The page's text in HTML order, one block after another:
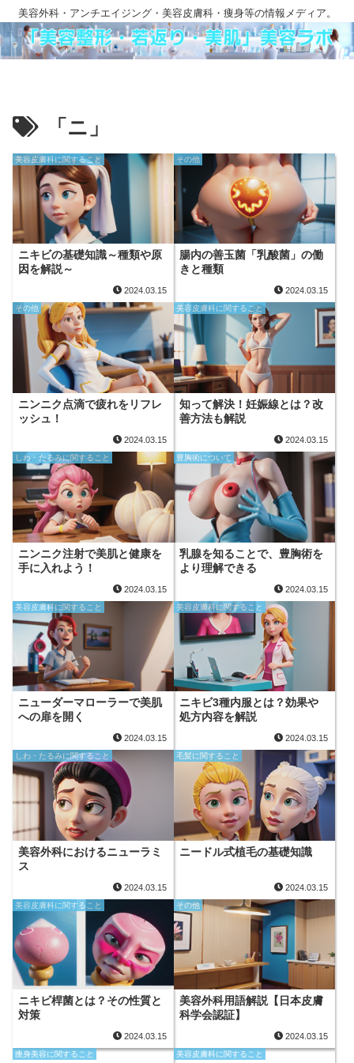
美容外科・アンチエイジング・美容皮膚科・痩身等の情報メディア。
「ニ」
美容皮膚科に関すること
ニキビの基礎知識～種類や原
因を解説～
2024.03.15
その他
腸内の善玉菌「乳酸菌」の働
きと種類
2024.03.15
その他
ニンニク点滴で疲れをリフレ
ッシュ！
2024.03.15
美容皮膚科に関すること
知って解決！妊娠線とは？改
善方法も解説
2024.03.15
しわ・たるみに関すること
ニンニク注射で美肌と健康を
手に入れよう！
2024.03.15
豊胸術について
乳腺を知ることで、豊胸術を
より理解できる
2024.03.15
美容皮膚科に関すること
ニューダーマローラーで美肌
への扉を開く
2024.03.15
美容皮膚科に関すること
ニキビ3種内服とは？効果や
処方内容を解説
2024.03.15
しわ・たるみに関すること
美容外科におけるニューラミ
ス
2024.03.15
毛髪に関すること
ニードル式植毛の基礎知識
2024.03.15
美容皮膚科に関すること
ニキビ桿菌とは？その性質と
対策
2024.03.15
その他
美容外科用語解説【日本皮膚
科学会認証】
2024.03.15
痩身美容に関すること 美容皮膚科に関すること